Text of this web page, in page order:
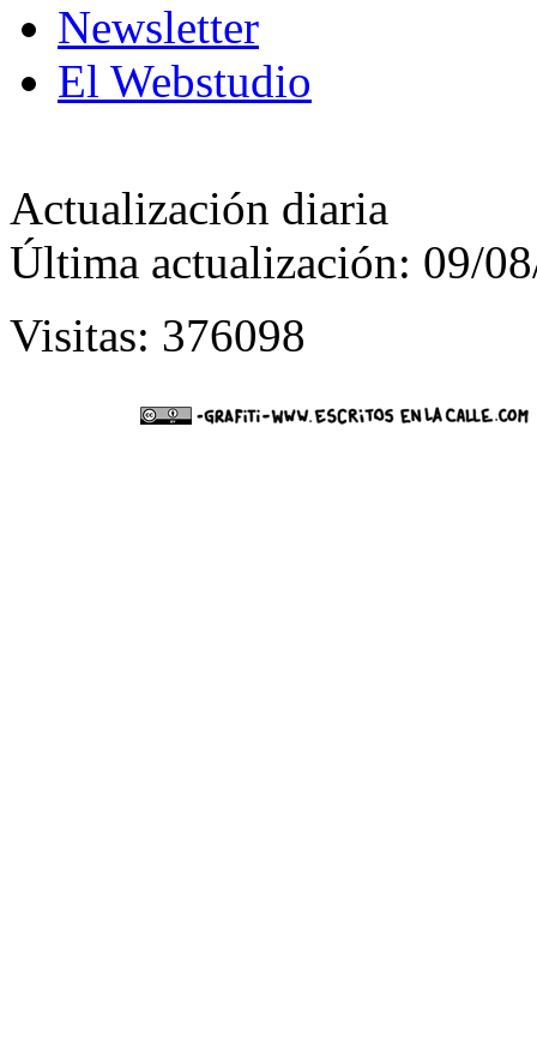
Newsletter
El Webstudio
Actualización diaria
Última actualización: 09/
Visitas: 376098